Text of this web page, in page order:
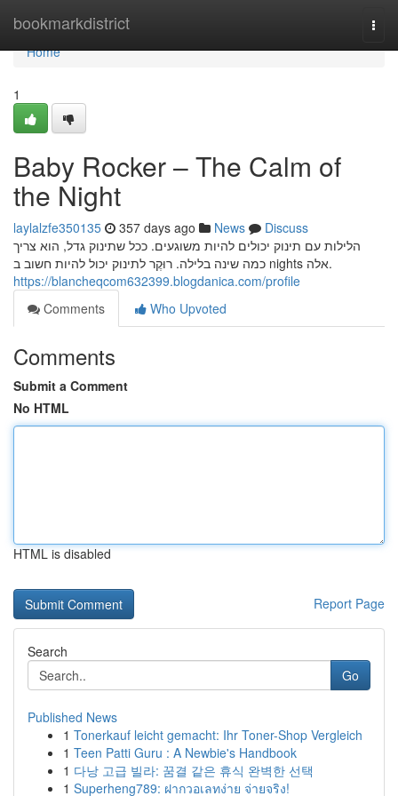
bookmarkdistrict
Home
Home
1
Baby Rocker – The Calm of
the Night
laylalzfe350135 357 days ago News
Discuss
הלילות עם תינוק יכולים להיות משוגעים. ככל שתינוק גדל, הוא צריך
כמה שינה בלילה. רוּקֶר לתינוק יכול להיות חשוב ב nights אלה.
https://blancheqcom632399.blogdanica.com/profile
Comments
Who Upvoted
Comments
Submit a Comment
No HTML
HTML is disabled
Report Page
Search
Go
Published News
1 Tonerkauf leicht gemacht: Ihr Toner-Shop Vergleich
1 Teen Patti Guru : A Newbie's Handbook
1 다낭 고급 빌라: 꿈결 같은 휴식 완벽한 선택
1 Superheng789: ฝากวอเลทง่าย จ่ายจริง!